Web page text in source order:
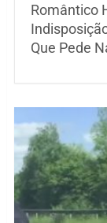
Romântico
Que Pede